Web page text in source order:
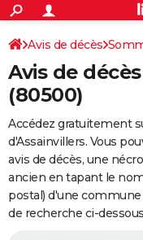
ACTUALITÉS
Politique
Société
Faits Divers
Education
Monde
Villes
+
SPORT
Coupe du monde 2026
Football
Tennis
Cyclisme
Rugby
Forum
FINANCE
Retraite
Impôts
Epargne
Immobilier
Risques naturels par ville
Banque
Assurance
Crédit
Essais
Réserver un essai
Citadines
Berlines
SUV
Forum auto
+
HIGH-TECH
Mobiles
Meilleur smartphone
Internet
Ordinateurs
Jeux vidéo
Guide high-tech
+
BRICOLAGE
Avis de décès
Avis de
(80500)
Accédez gratuitement
d'Assainvillers. Vous
avis de décès, une
ancien en tapant le
postal) d'une
de recherche ci-